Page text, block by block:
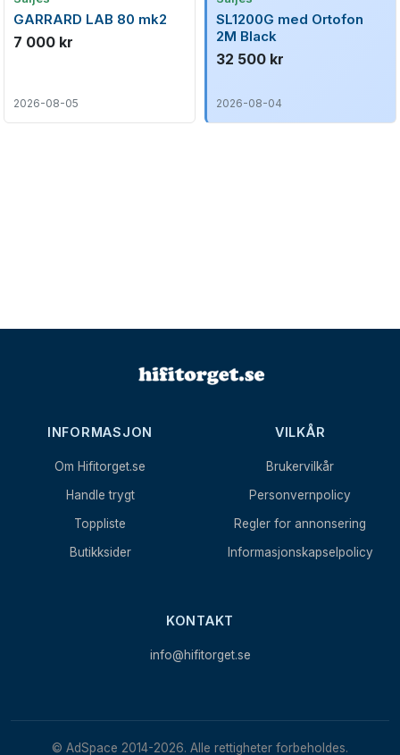
GARRARD LAB 80 mk2
7 000 kr
2026-08-05
SL1200G med Ortofon
2M Black
32 500 kr
2026-08-04
INFORMASJON
Om Hifitorget.se
Handle trygt
Toppliste
Butikksider
VILKÅR
Brukervilkår
Personvernpolicy
Regler for annonsering
Informasjonskapselpolicy
KONTAKT
info@hifitorget.se
© AdSpace 2014-2026. Alle rettigheter forbeholdes.